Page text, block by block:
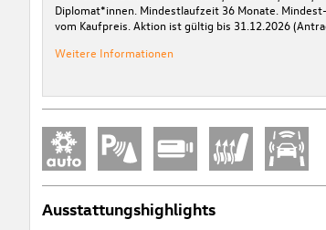
Diplomat*innen. Mindestlaufzeit 36 Monate.
vom Kaufpreis. Aktion ist gültig bis 31.12.2026
Weitere Informationen
Ausstattungshighlights